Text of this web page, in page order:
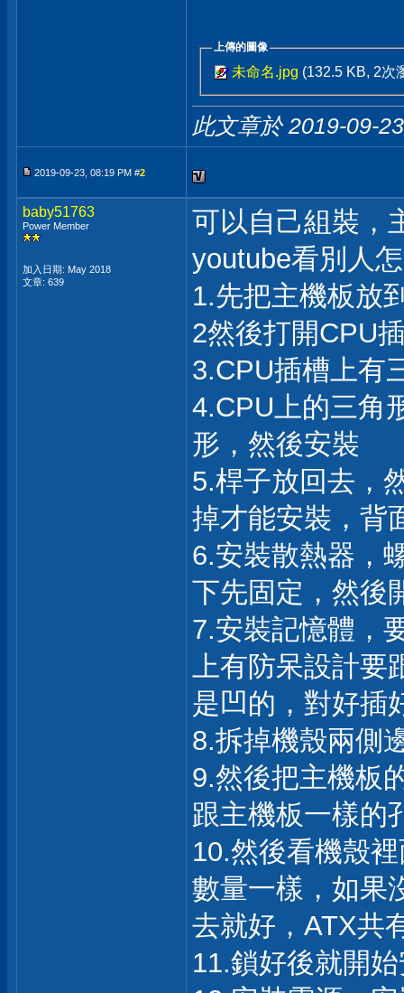
上傳的圖像
未命名.jpg (132.5 KB, 2次
此文章於 2019-09-
2019-09-23, 08:19 PM #2
baby51763
Power Member
加入日期: May 2018
文章: 639
可以自己組裝，
youtube看別人
1.先把主機板放
2然後打開CPU
3.CPU插槽上有
4.CPU上的三角
形，然後安裝
5.桿子放回去，
掉才能安裝，背
6.安裝散熱器，
下先固定，然後
7.安裝記憶體，
上有防呆設計
是凹的，對好插
8.拆掉機殼兩側
9.然後把主機板
跟主機板一樣的
10.然後看機殼
數量一樣，如果
去就好，ATX共
11.鎖好後就開